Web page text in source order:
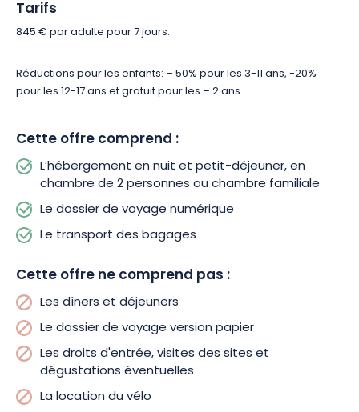
Winzenberg, mais aussi Dambach-la-Ville et Scherwiller, des
Cette escapade en famille vous mènera ensuite vers
attractions selon l’itinéraire choisi (Kintzheim ou Sélestat). Le
château du Haut-Koenigsbourg serait un excellent choix pour
les passionnés d’histoire. Vous aurez l’occasion de faire une
halte à la charmante cité médiévale de Bergheim, pour
admirer ses jolies maisons à colombage.
Le dernier jour du parcours vous réserve encore de belles
observer loutres et cigognes dans le centre NaturOparc.
Après Riquewihr, vous pourriez visiter le vignoble de la cave
de Bestheim en pédalant en direction de Bennwihr. Une autre
option serait de sillonner la route en direction de Kientzheim et
Kaysersberg pour atteindre Colmar. Le quartier historique de
la ville n’attend plus que vous pour flâner dans ses rues
pavées. C’est une belle occasion pour contempler son
architecture typique avant de rejoindre l’hôtel.
Tarifs
845 € par adulte pour 7 jours.
Réductions pour les enfants: – 50% pour les 3-11 ans, -20%
pour les 12-17 ans et gratuit pour les – 2 ans
Cette offre comprend :
L’hébergement en nuit et petit-déjeuner, en
chambre de 2 personnes ou chambre familiale
Le dossier de voyage numérique
Le transport des bagages
Cette offre ne comprend pas :
Les dîners et déjeuners
Le dossier de voyage version papier
Les droits d'entrée, visites des sites et
dégustations éventuelles
La location du vélo